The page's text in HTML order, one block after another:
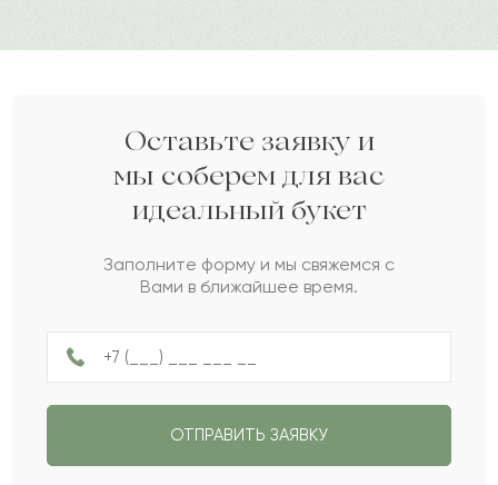
М 2022-09-12
Мариса
2022-08-27
Динара
2022-08-04
Рысбек
Сальма
А Александра
Оставьте заявку и
мы соберем для вас
идеальный букет
Заполните форму и мы свяжемся с
Вами в ближайшее время.
ОТПРАВИТЬ ЗАЯВКУ